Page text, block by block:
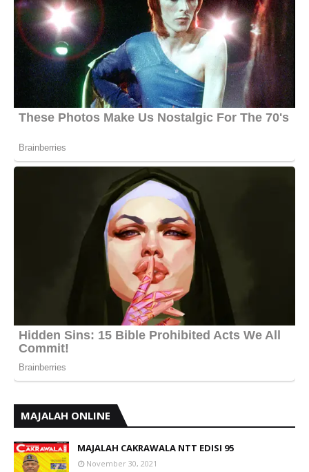
MAJALAH ONLINE
MAJALAH CAKRAWALA NTT EDISI 95
November 30, 2021